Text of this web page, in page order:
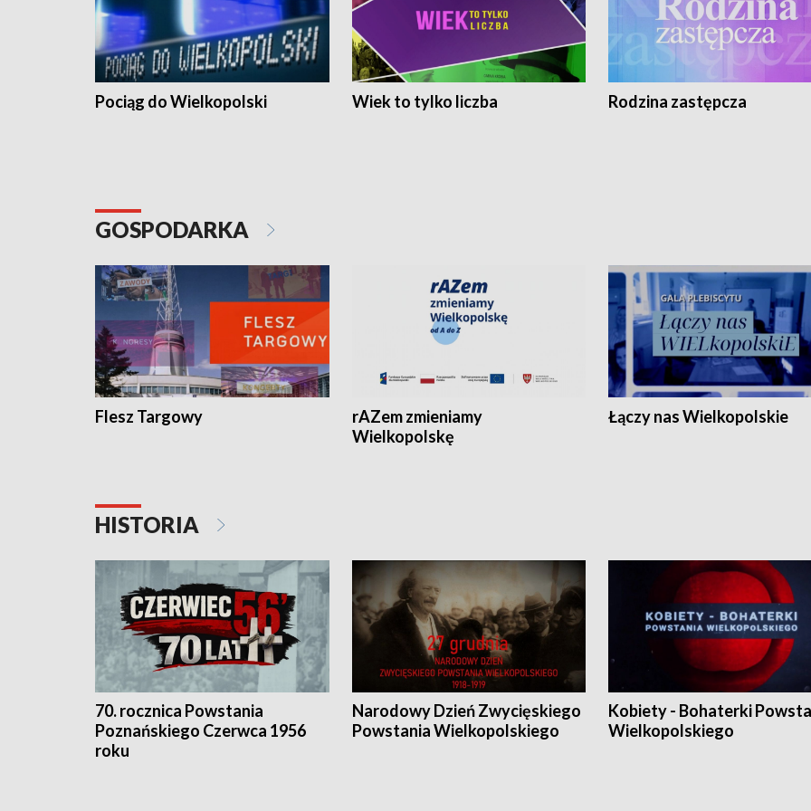
Pociąg do Wielkopolski Wiek to tylko liczba Rodzina zastępcza
GOSPODARKA
Flesz Targowy
rAZem zmieniamy
Wielkopolskę
Łączy nas Wielkopolskie
HISTORIA
70. rocznica Powstania
Poznańskiego Czerwca 1956
roku
Narodowy Dzień Zwycięskiego
Powstania Wielkopolskiego
Kobiety - Bohaterki
Wielkopolskiego